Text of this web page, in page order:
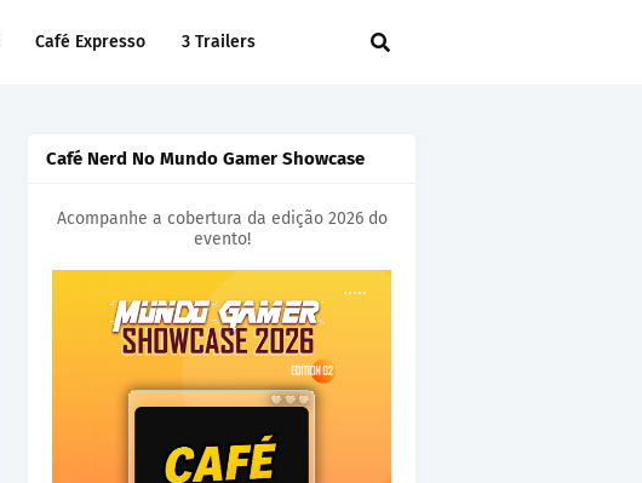
Café Expresso 3 Trailers
Café Nerd No Mundo Gamer Showcase
Acompanhe a cobertura da edição 2026 do
evento!